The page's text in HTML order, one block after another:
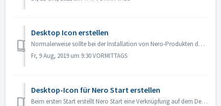
Desktop Icon erstellen
Normalerweise sollte bei der Installation von Nero-Produkten das Desktop-Symbol automatisch auf Ihrem Desktop erstellt werden. Wenn dies nicht automatis...
Fr, 9 Aug, 2019 um 9:30 VORMITTAGS
Desktop-Icon für Nero Start erstellen
Beim ersten Start erstellt Nero Start eine Verknüpfung auf dem Desktop/Schreibtisch. Um ihn zum ersten Mal zu starten, benutzen Sie bitte das Windows Startm...